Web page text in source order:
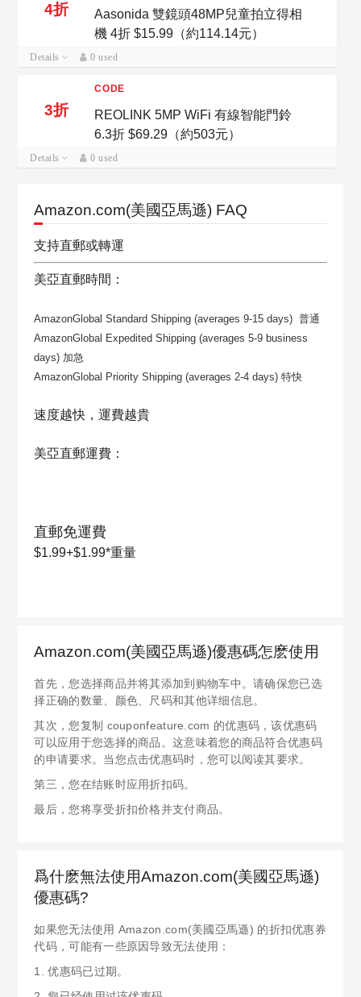
4折
Aasonida 雙鏡頭48MP兒童拍立得相
機 4折 $15.99（約114.14元）
Details 0 used
3折
CODE
REOLINK 5MP WiFi 有線智能門鈴
6.3折 $69.29（約503元）
Details 0 used
Amazon.com(美國亞馬遜) FAQ
支持直郵或轉運
美亞直郵時間：
AmazonGlobal Standard Shipping(averages9-15 days) 普通
AmazonGlobal Expedited Shipping(averages 5-9 business
days) 加急
AmazonGlobal Priority Shipping(averages2-4 days) 特快
速度越快，運費越貴
美亞直郵運費：
直郵免運費
$1.99+$1.99*重量
Amazon.com(美國亞馬遜)優惠碼怎麽使用
首先，您选择商品并将其添加到购物车中。请确保您已选
择正确的数量、颜色、尺码和其他详细信息。
其次，您复制 couponfeature.com 的优惠码，该优惠码
可以应用于您选择的商品。这意味着您的商品符合优惠码
的申请要求。当您点击优惠码时，您可以阅读其要求。
第三，您在结账时应用折扣码。
最后，您将享受折扣价格并支付商品。
爲什麽無法使用Amazon.com(美國亞馬遜)
優惠碼?
如果您无法使用 Amazon.com(美國亞馬遜) 的折扣优惠券
代码，可能有一些原因导致无法使用：
1. 优惠码已过期。